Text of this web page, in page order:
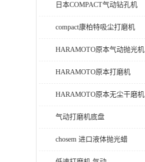
日本COMPACT气动钻孔机
compact康柏特吸尘打磨机
HARAMOTO原本气动抛光机
HARAMOTO原本打磨机
HARAMOTO原本无尘干磨机
气动打磨机底盘
chosem 进口液体抛光蜡